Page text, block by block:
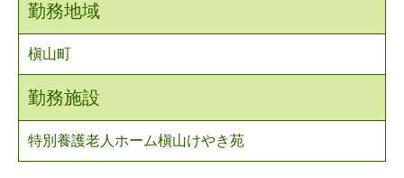
勤務地域
槇山町
勤務施設
特別養護老人ホーム槇山けやき苑